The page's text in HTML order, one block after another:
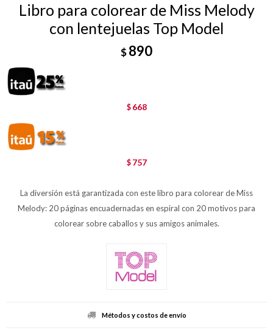
Libro para colorear de Miss Melody
con lentejuelas Top Model
$890
$ 668
$ 757
La diversión está garantizada con este libro para colorear de Miss
Melody: 20 páginas encuadernadas en espiral con 20 motivos para
colorear sobre caballos y sus amigos animales.
Métodos y costos de envío